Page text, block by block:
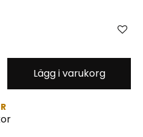
Lägg i varukorg
333 Shamrocks' 1:48